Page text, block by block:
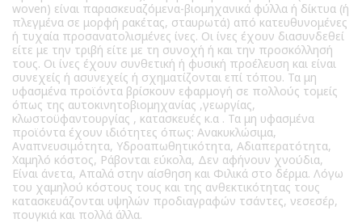
woven) είναι παρασκευαζόμενα-βιομηχανικά φύλλα ή δίκτυα (ή
πλεγμένα σε μορφή ρακέτας, σταυρωτά) από κατευθυνομένες
ή τυχαία προσανατολισμένες ίνες. Οι ίνες έχουν διασυνδεθεί
είτε με την τριβή είτε με τη συνοχή ή και την προσκόλλησή
τους. Οι ίνες έχουν συνθετική ή φυσική προέλευση και είναι
συνεχείς ή ασυνεχείς ή σχηματίζονται επί τόπου. Τα μη
υφασμένα προϊόντα βρίσκουν εφαρμογή σε πολλούς τομείς
όπως της αυτοκινητοβιομηχανίας ,γεωργίας,
κλωστοϋφαντουργίας , κατασκευές κ.α . Τα μη υφασμένα
προϊόντα έχουν ιδιότητες όπως: Ανακυκλώσιμα,
Aναπνευσιμότητα, Yδροαπωθητικότητα, Αδιαπερατότητα,
Χαμηλό κόστος, Ράβονται εύκολα, Δεν αφήνουν χνούδια,
Είναι άνετα, Απαλά στην αίσθηση και Φιλικά στο δέρμα. Λόγω
του χαμηλού κόστους τους και της ανθεκτικότητας τους
κατασκευάζονται υψηλών προδιαγραφών τσάντες, νεσεσέρ,
πουγκιά και πολλά άλλα.